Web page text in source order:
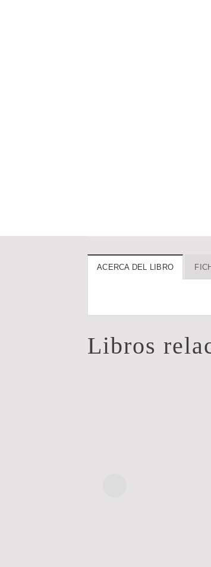
ACERCA DEL LIBRO
Libros